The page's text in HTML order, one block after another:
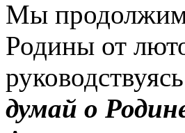
Мы продолжим
Родины от
думай о